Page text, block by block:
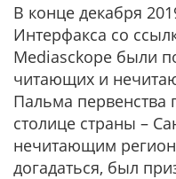
В конце декабря
Интерфакса со
Mediasckope были
читающих и
Пальма первенства
столице страны –
нечитающим
догадаться, был